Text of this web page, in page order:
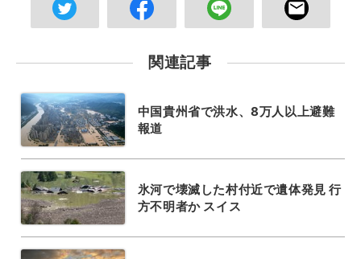
関連記事
中国貴州省で洪水、8万人以上避難
報道
氷河で壊滅した村付近で遺体発見 行
方不明者か スイス